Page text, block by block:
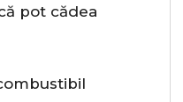
pot cădea